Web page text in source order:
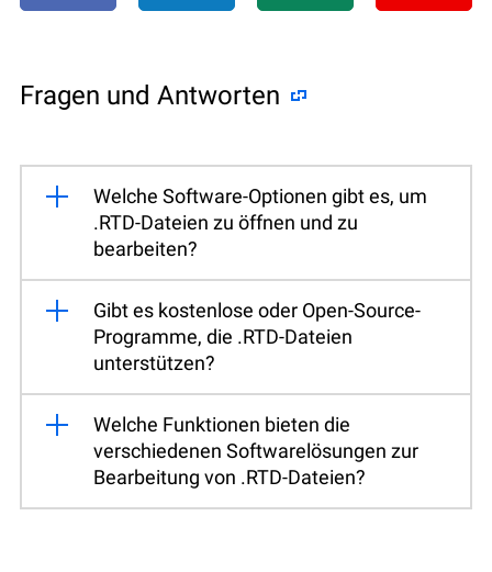
Fragen und Antworten
Welche Software-Optionen gibt es, um
.RTD-Dateien zu öffnen und zu
bearbeiten?
Gibt es kostenlose oder Open-Source-
Programme, die .RTD-Dateien
unterstützen?
Welche Funktionen bieten die
verschiedenen Softwarelösungen zur
Bearbeitung von .RTD-Dateien?